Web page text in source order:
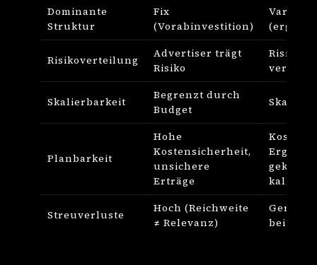
Dominante
Struktur
Fix
(Vorabinvestition)
Variabel
Risikoverteilung
Advertiser trägt
Risiko
Risiko
verteilt
Skalierbarkeit
Begrenzt durch
Budget
Skaliert
Planbarkeit
Hohe
Kostensicherheit,
unsichere
Erträge
Kosten
Streuverluste
Hoch (Reichweite
≠ Relevanz)
Gering
bei